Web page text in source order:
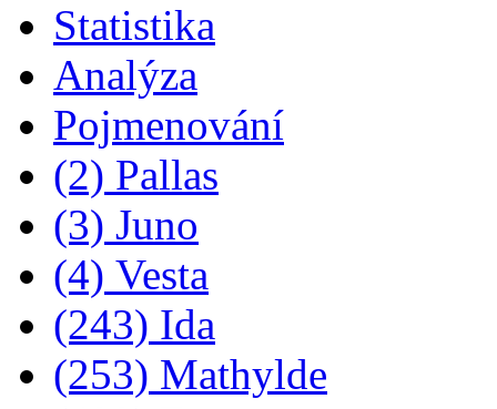
Statistika
Analýza
Pojmenování
(2) Pallas
(3) Juno
(4) Vesta
(243) Ida
(253) Mathylde